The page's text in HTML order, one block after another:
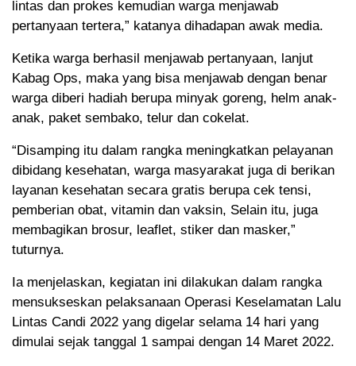
lintas dan prokes kemudian warga menjawab
pertanyaan tertera,” katanya dihadapan awak media.
Ketika warga berhasil menjawab pertanyaan, lanjut
Kabag Ops, maka yang bisa menjawab dengan benar
warga diberi hadiah berupa minyak goreng, helm anak-
anak, paket sembako, telur dan cokelat.
“Disamping itu dalam rangka meningkatkan pelayanan
dibidang kesehatan, warga masyarakat juga di berikan
layanan kesehatan secara gratis berupa cek tensi,
pemberian obat, vitamin dan vaksin, Selain itu, juga
membagikan brosur, leaflet, stiker dan masker,”
tuturnya.
Ia menjelaskan, kegiatan ini dilakukan dalam rangka
mensukseskan pelaksanaan Operasi Keselamatan Lalu
Lintas Candi 2022 yang digelar selama 14 hari yang
dimulai sejak tanggal 1 sampai dengan 14 Maret 2022.